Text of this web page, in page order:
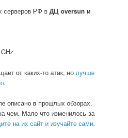
серверов РФ вДЦ oversun и
от каких-то атак, но лучше
.
описано в прошлых обзорах.
чем. Мало что изменилось за
на их сайт и изучайте сами.